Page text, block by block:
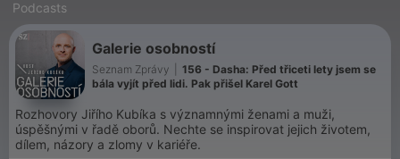
Podcasts
Galerie osobností
Seznam Zprávy
156 - Dasha: Před třiceti lety jsem se
bála vyjít před lidi. Pak přišel Karel Gott
Rozhovory Jiřího Kubíka s významnými ženami a muži,
úspěšnými v řadě oborů. Nechte se inspirovat jejich životem,
dílem, názory a zlomy v kariéře.